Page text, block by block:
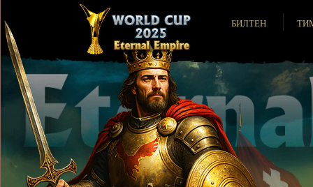
БИЛТЕН